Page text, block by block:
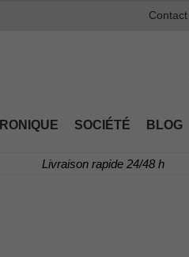
Contact
SOCIÉTÉ BLOG
Livraison rapide 24/48 h